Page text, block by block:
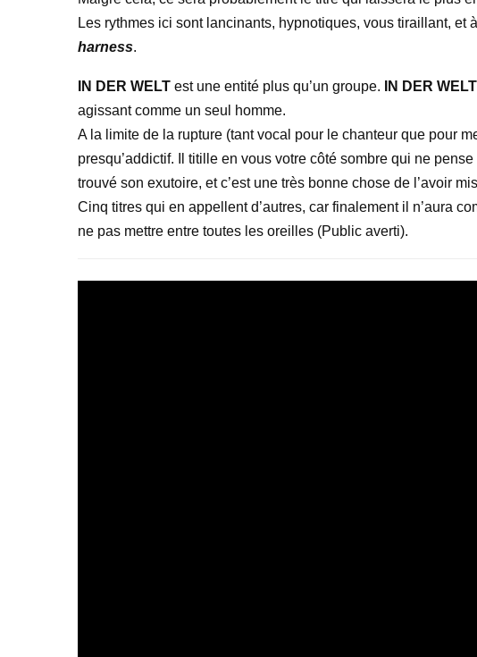
Les rythmes ici sont lancinants, hypnotiques, vous tiraillant, et
harness.
IN DER WELT est une entité plus qu’un groupe. IN DER WELT
agissant comme un seul homme.
A la limite de la rupture (tant vocal pour le chanteur que pour
presqu’addictif. Il titille en vous votre côté sombre qui ne
trouvé son exutoire, et c’est une très bonne chose de l’avoir
Cinq titres qui en appellent d’autres, car finalement il n’aura
ne pas mettre entre toutes les oreilles (Public averti).